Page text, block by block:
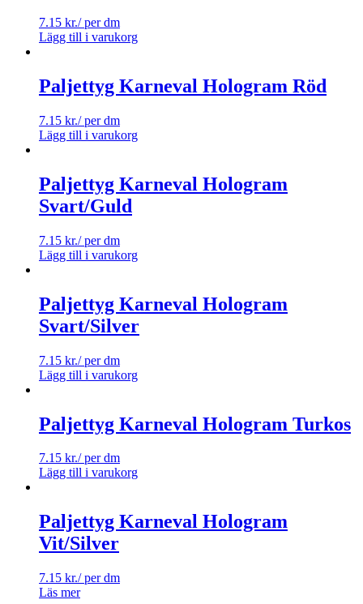
7.15 kr./ per dm
Lägg till i varukorg
Paljettyg Karneval Hologram Röd
7.15 kr./ per dm
Lägg till i varukorg
Paljettyg Karneval Hologram
Svart/Guld
7.15 kr./ per dm
Lägg till i varukorg
Paljettyg Karneval Hologram
Svart/Silver
7.15 kr./ per dm
Lägg till i varukorg
Paljettyg Karneval Hologram Turkos
7.15 kr./ per dm
Lägg till i varukorg
Paljettyg Karneval Hologram
Vit/Silver
7.15 kr./ per dm
Läs mer